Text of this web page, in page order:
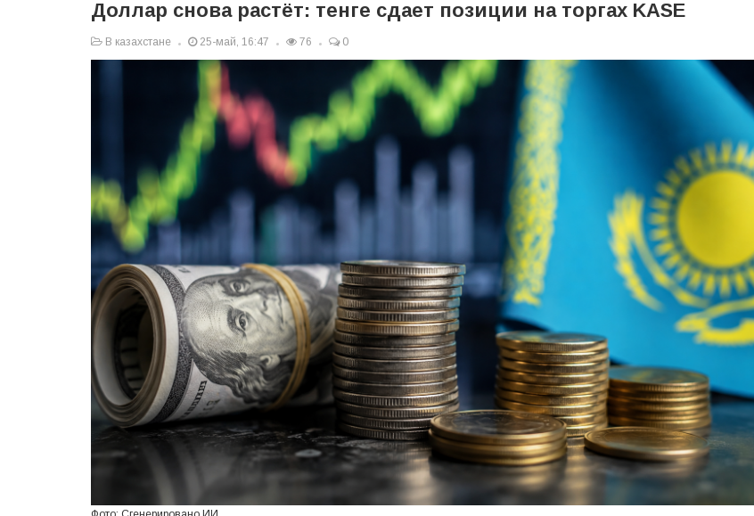
Доллар снова растёт: тенге сдает позиции на торгах KASE
В казахстане 25-май, 16:47 76 0